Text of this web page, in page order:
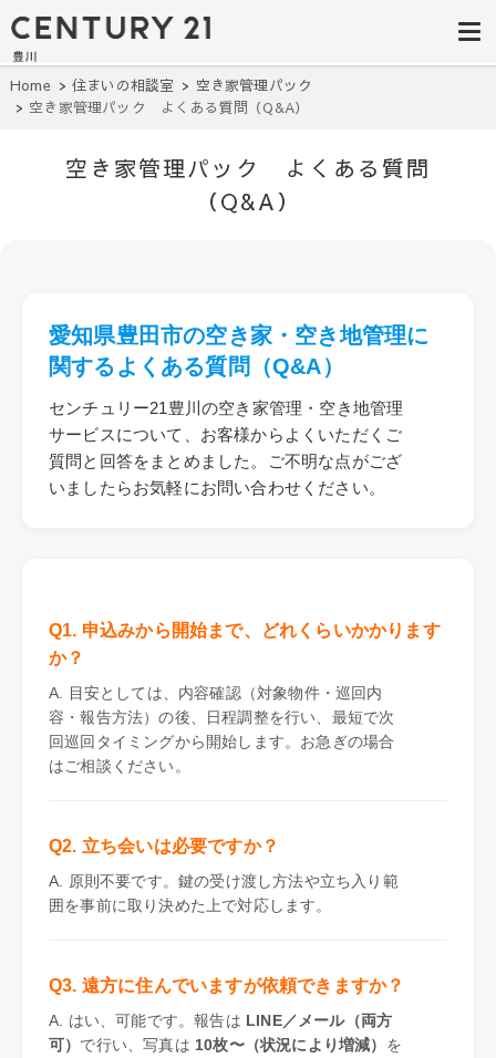
豊田市の中古
住宅・土地・
リノベ物件探
リー21豊川
建て・土地探しはセンチュリー21豊
川へ。豊田市内の最新物件情報を随
時更新中！駅近、建築条件無し、ペ
ット可、学区別など、お客様のこだ
わり条件に合わせて理想の物件を簡
Home 住まいの相談室
空き家管理パック
空き家管理パック よくある質問（Q&A）
空き家管理パック よくある質問
（Q&A）
愛知県豊田市の空き家・空き地管理に
関するよくある質問（Q&A）
センチュリー21豊川の空き家管理・空き地管理
サービスについて、お客様からよくいただくご
質問と回答をまとめました。ご不明な点がござ
いましたらお気軽にお問い合わせください。
Q1. 申込みから開始まで、どれくらいかかります
か？
A. 目安としては、内容確認（対象物件・巡回内
容・報告方法）の後、日程調整を行い、最短で次
回巡回タイミングから開始します。お急ぎの場合
はご相談ください。
Q2. 立ち会いは必要ですか？
A. 原則不要です。鍵の受け渡し方法や立ち入り範
囲を事前に取り決めた上で対応します。
Q3. 遠方に住んでいますが依頼できますか？
A. はい、可能です。報告は LINE／メール（両方
可） で行い、写真は 10枚〜（状況により増減） を